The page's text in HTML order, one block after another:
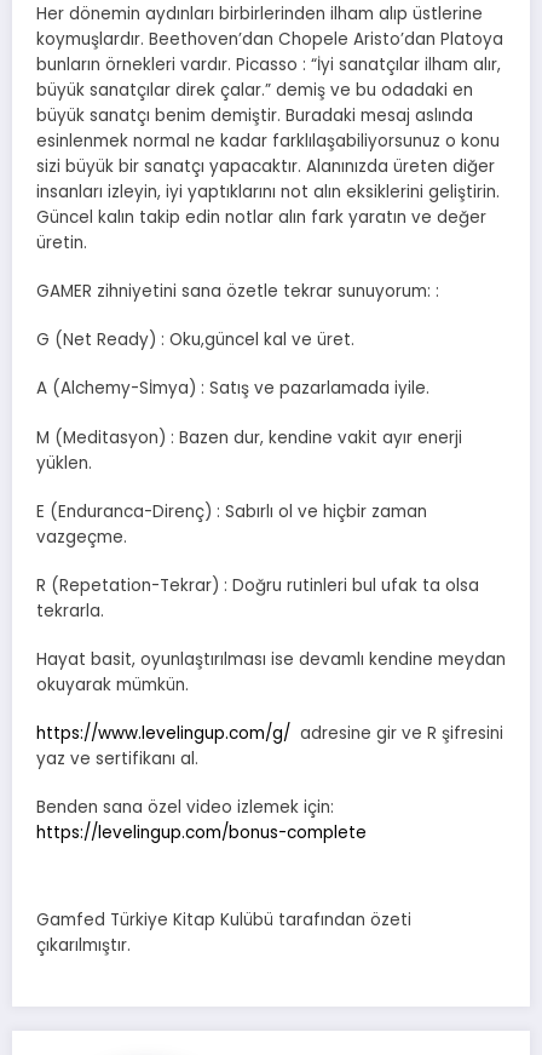
Her dönemin aydınları birbirlerinden ilham alıp üstlerine
koymuşlardır. Beethoven’dan Chopele Aristo’dan Platoya
bunların örnekleri vardır. Picasso : “İyi sanatçılar ilham alır,
büyük sanatçılar direk çalar.” demiş ve bu odadaki en
büyük sanatçı benim demiştir. Buradaki mesaj aslında
esinlenmek normal ne kadar farklılaşabiliyorsunuz o konu
sizi büyük bir sanatçı yapacaktır. Alanınızda üreten diğer
insanları izleyin, iyi yaptıklarını not alın eksiklerini geliştirin.
Güncel kalın takip edin notlar alın fark yaratın ve değer
üretin.
GAMER zihniyetini sana özetle tekrar sunuyorum: :
G (Net Ready) : Oku,güncel kal ve üret.
A (Alchemy-Sİmya) : Satış ve pazarlamada iyile.
M (Meditasyon) : Bazen dur, kendine vakit ayır enerji
yüklen.
E (Enduranca-Direnç) : Sabırlı ol ve hiçbir zaman
vazgeçme.
R (Repetation-Tekrar) : Doğru rutinleri bul ufak ta olsa
tekrarla.
Hayat basit, oyunlaştırılması ise devamlı kendine meydan
okuyarak mümkün.
https://www.levelingup.com/g/ adresine gir ve R şifresini
yaz ve sertifikanı al.
Benden sana özel video izlemek için:
https://levelingup.com/bonus-complete
Gamfed Türkiye Kitap Kulübü tarafından özeti
çıkarılmıştır.